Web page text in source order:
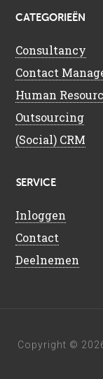
CATEGORIEËN
Consultancy
Contact
Human
Outsourcing
(Social) CRM
SERVICE
Inloggen
Contact
Deelnemen
Copyright ©